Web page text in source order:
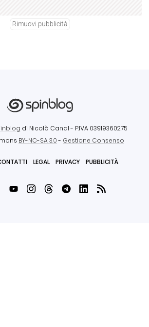
Rimuovi pubblicità
di Nicolò Canal - P.IVA 03919360275
BY-NC-SA 3.0- Gestione Consenso
LEGAL PRIVACY PUBBLICITÀ